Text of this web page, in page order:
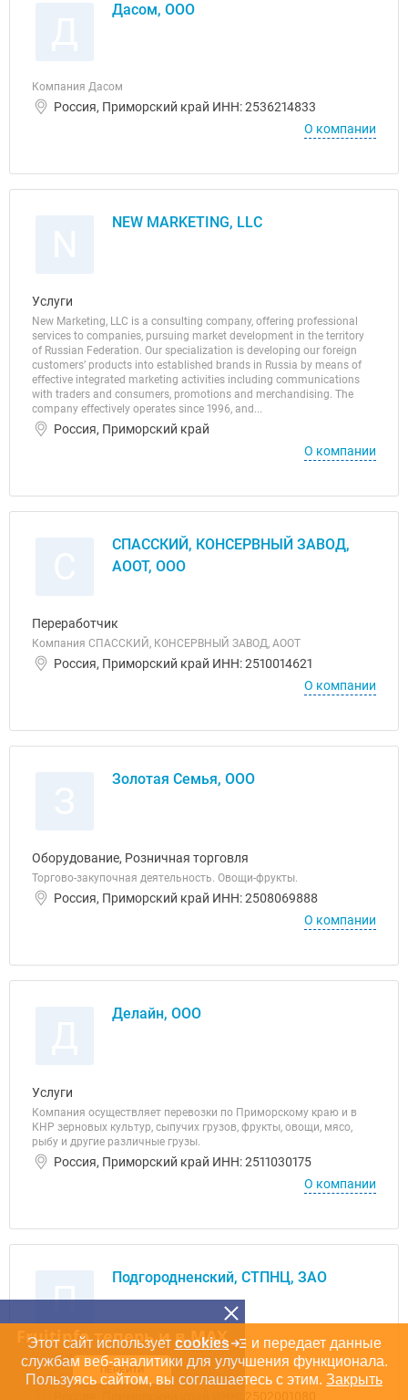
Дасом, ООО
Компания Дасом
Россия, Приморский край ИНН: 2536214833
О компании
NEW MARKETING, LLC
Услуги
New Marketing, LLC is a consulting company, offering professional
services to companies, pursuing market development in the territory
of Russian Federation. Our specialization is developing our foreign
customers’ products into established brands in Russia by means of
effective integrated marketing activities including communications
with traders and consumers, promotions and merchandising. The
company effectively operates since 1996, and...
Россия, Приморский край
О компании
СПАССКИЙ, КОНСЕРВНЫЙ ЗАВОД,
АООТ, ООО
Переработчик
Компания СПАССКИЙ, КОНСЕРВНЫЙ ЗАВОД, АООТ
Россия, Приморский край ИНН: 2510014621
О компании
Золотая Семья, ООО
Оборудование, Розничная торговля
Торгово-закупочная деятельность. Овощи-фрукты.
Россия, Приморский край ИНН: 2508069888
О компании
Делайн, ООО
Услуги
Компания осуществляет перевозки по Приморскому краю и в
КНР зерновых культур, сыпучих грузов, фрукты, овощи, мясо,
рыбу и другие различные грузы.
Россия, Приморский край ИНН: 2511030175
О компании
П
Подгородненский, СТПНЦ, ЗАО
Услуги
Сдача в аренду складских помещений.
Fruitinfo теперь и в MAX
ПЕРЕЙТИ
Этот сайт использует cookies
и передает данные
службам веб-аналитики для улучшения функционала.
Пользуясь сайтом, вы соглашаетесь с этим. Закрыть